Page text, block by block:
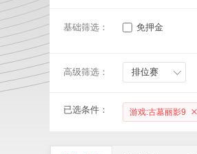
基础筛选： 免押金
高级筛选： 排位赛
已选条件： 游戏:古墓丽影9